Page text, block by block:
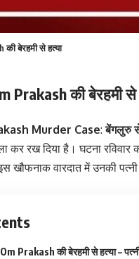
की बेरहमी से हत्या
Prakash की बेरहमी
Murder Case:बेंगलुरु
कर रख दिया है। घटना
खौफनाक वारदात में उनकी
Om Prakash की बेरहमी से हत्या –